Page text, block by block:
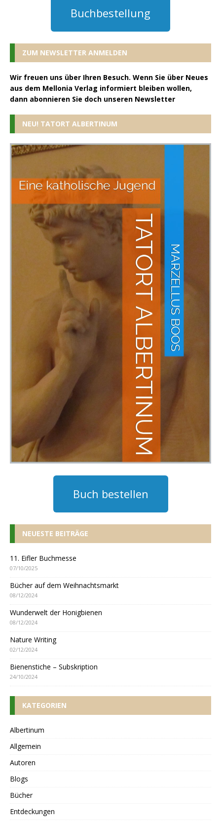
Buchbestellung
ZUM NEWSLETTER ANMELDEN
Wir freuen uns über Ihren Besuch. Wenn Sie über Neues
aus dem Mellonia Verlag informiert bleiben wollen,
dann abonnieren Sie doch unseren Newsletter
NEU! TATORT ALBERTINUM
Buch bestellen
NEUESTE BEITRÄGE
11. Eifler Buchmesse
07/10/2025
Bücher auf dem Weihnachtsmarkt
08/12/2024
Wunderwelt der Honigbienen
08/12/2024
Nature Writing
02/12/2024
Bienenstiche – Subskription
24/10/2024
KATEGORIEN
Albertinum
Allgemein
Autoren
Blogs
Bücher
Entdeckungen